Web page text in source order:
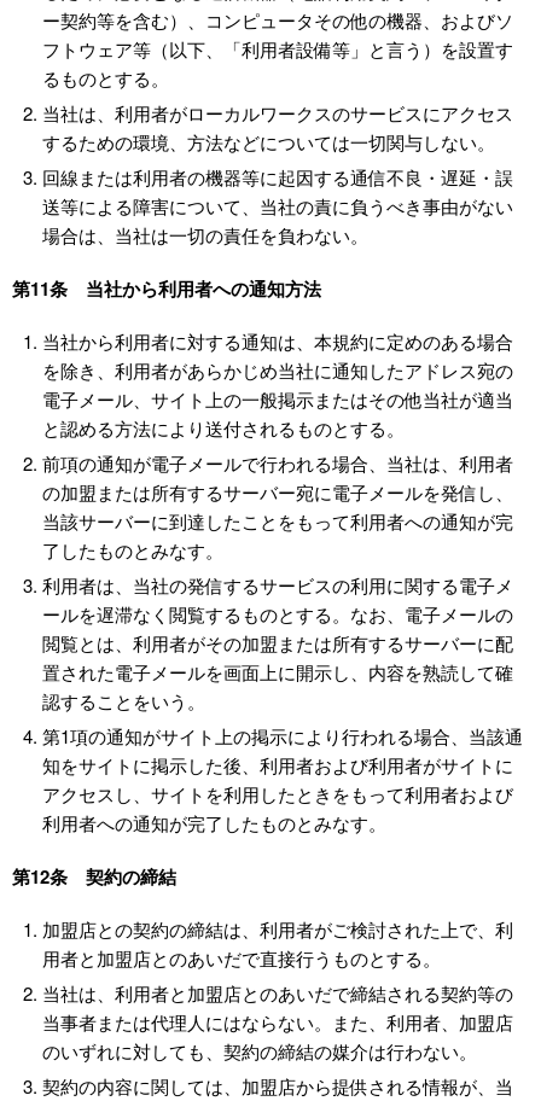
ー契約等を含む）、コンピュータその他の機器、およびソ
フトウェア等（以下、「利用者設備等」と言う）を設置す
るものとする。
当社は、利用者がローカルワークスのサービスにアクセス
するための環境、方法などについては一切関与しない。
回線または利用者の機器等に起因する通信不良・遅延・誤
送等による障害について、当社の責に負うべき事由がない
場合は、当社は一切の責任を負わない。
第11条 当社から利用者への通知方法
当社から利用者に対する通知は、本規約に定めのある場合
を除き、利用者があらかじめ当社に通知したアドレス宛の
電子メール、サイト上の一般掲示またはその他当社が適当
と認める方法により送付されるものとする。
前項の通知が電子メールで行われる場合、当社は、利用者
の加盟または所有するサーバー宛に電子メールを発信し、
当該サーバーに到達したことをもって利用者への通知が完
了したものとみなす。
利用者は、当社の発信するサービスの利用に関する電子メ
ールを遅滞なく閲覧するものとする。なお、電子メールの
閲覧とは、利用者がその加盟または所有するサーバーに配
置された電子メールを画面上に開示し、内容を熟読して確
認することをいう。
第1項の通知がサイト上の掲示により行われる場合、当該通
知をサイトに掲示した後、利用者および利用者がサイトに
アクセスし、サイトを利用したときをもって利用者および
利用者への通知が完了したものとみなす。
第12条 契約の締結
加盟店との契約の締結は、利用者がご検討された上で、利
用者と加盟店とのあいだで直接行うものとする。
当社は、利用者と加盟店とのあいだで締結される契約等の
当事者または代理人にはならない。また、利用者、加盟店
のいずれに対しても、契約の締結の媒介は行わない。
契約の内容に関しては、加盟店から提供される情報が、当